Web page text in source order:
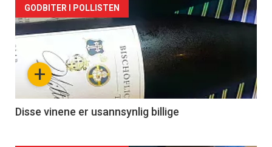
Forsiden
akkurat
nå
2
+
GODBITER I POLLISTEN
Disse vinene er usannsynlig billige